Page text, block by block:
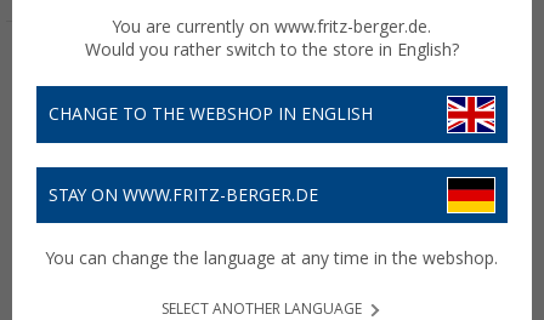
40 V auf 12 V 3 A 36 W
You are currently on www.fritz-berger.de.
Would you rather switch to the store in English?
CHANGE TO THE WEBSHOP IN ENGLISH
STAY ON WWW.FRITZ-BERGER.DE
You can change the language at any time in the webshop.
SELECT ANOTHER LANGUAGE